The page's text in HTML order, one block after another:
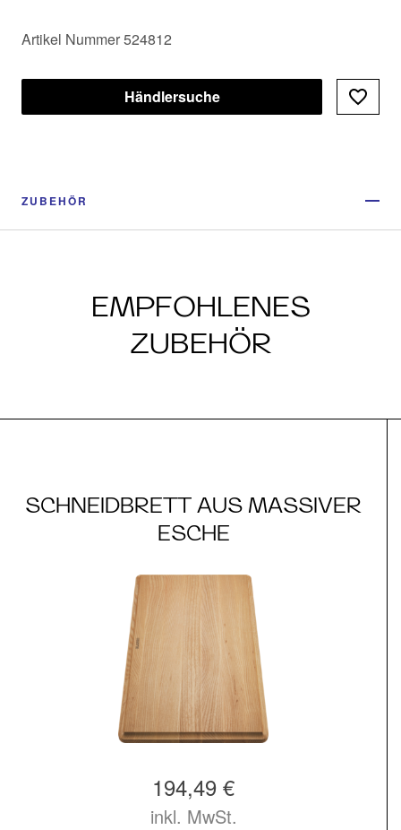
Artikel Nummer 524812
Händlersuche
ZUBEHÖR
EMPFOHLENES
ZUBEHÖR
SCHNEIDBRETT AUS MASSIVER
ESCHE
194,49 €
inkl. MwSt.